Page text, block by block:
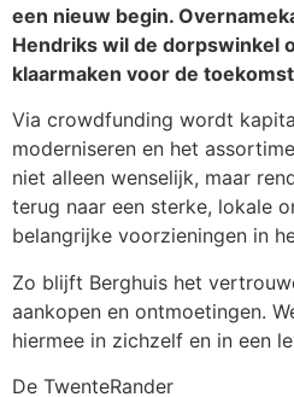
een nieuw begin.
Hendriks wil de dorpswinkel
klaarmaken voor de
Via crowdfunding wordt
moderniseren en het
niet alleen wenselijk, maar
terug naar een sterke, lokale
belangrijke voorzieningen in
Zo blijft Berghuis het
aankopen en ontmoetingen.
hiermee in zichzelf en in een
De TwenteRander